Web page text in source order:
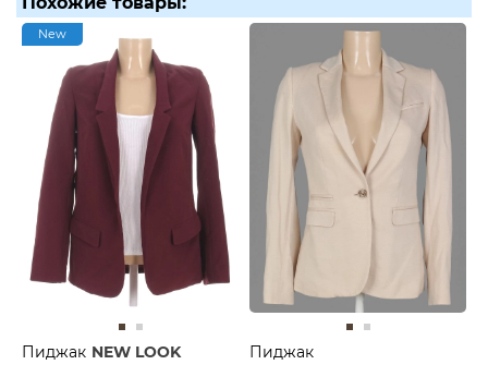
New
Пиджак NEW LOOK Пиджак